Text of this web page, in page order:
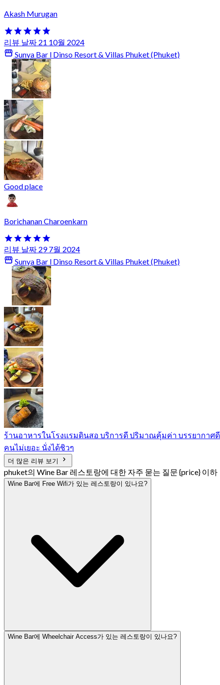
Akash Murugan
리뷰 날짜 21 10월 2024
Sunya Bar l Dinso Resort & Villas Phuket (Phuket)
Good place
Borichanan Charoenkarn
리뷰 날짜 29 7월 2024
Sunya Bar l Dinso Resort & Villas Phuket (Phuket)
ร้านอาหารในโรงแรมดินสอ บริการดี ปริมาณคุ้มค่า บรรยากาศดี
คนไม่เยอะ นั่งได้ชิวๆ
더 많은 리뷰 보기
phuket의 Wine Bar 레스토랑에 대한 자주 묻는 질문 {price} 이하
Wine Bar에 Free Wifi가 있는 레스토랑이 있나요?
Wine Bar에 Wheelchair Access가 있는 레스토랑이 있나요?